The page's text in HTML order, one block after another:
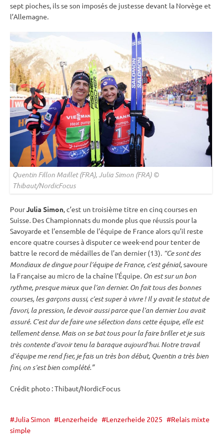
sept pioches, ils se son imposés de justesse devant la Norvège et
l’Allemagne.
Quentin Fillon Maillet (FRA), Julia Simon (FRA) ©
Thibaut/NordicFocus
PourJulia Simon, c’est un troisième titre en cinq courses en
Suisse. DesChampionnats du monde plus que réussis pour la
Savoyarde et l’ensemble de l’équipe de France alors qu’il reste
encore quatre courses à disputer ce week-end pour tenter de
battre le record de médailles de l’an dernier (13). “Ce sont des
Mondiaux de dingue pour l’équipe de France, c’est génial, savoure
la Française au micro de la chaîne l’Équipe. On est sur un bon
rythme, presque mieux que l’an dernier. On fait tous des bonnes
courses, les garçons aussi, c’est super à vivre ! Il y avait le statut de
favori, la pression, le devoir aussi parce que l’an dernier Lou avait
assuré. C’est dur de faire une sélection dans cette équipe, elle est
tellement dense. Mais on se bat tous pour la faire briller et je suis
très contente d’avoir tenu la baraque aujourd’hui. Notre travail
d’équipe me rend fier, je fais un très bon début, Quentin a très bien
fini, on s’est bien complété.”
Crédit photo : Thibaut/NordicFocus
Julia Simon Lenzerheide Lenzerheide 2025
Relais mixte
simple